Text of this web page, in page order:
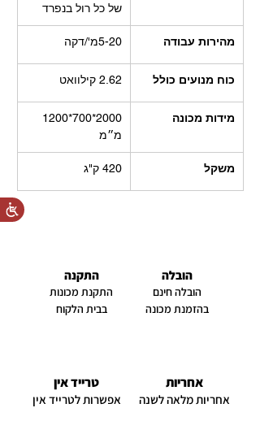
של כל רול בנפרד
מהירות עבודה 5-20מ'/דקה
כוח מנועים כולל 2.62 קילוואט
מידות מכונה
מ״מ
משקל 420 ק"ג
התקנה
התקנת מכונות
בבית הלקוח
הובלה
הובלה חינם
בהזמנת מכונה
אחריות
אחריות מלאה לשנה
טרייד אין
אפשרות לטרייד אין